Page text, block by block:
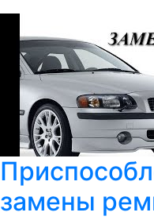
замены